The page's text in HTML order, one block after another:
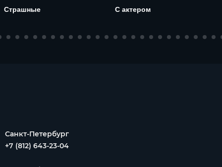
Страшные С актером
Санкт-Петербург
+7 (812) 643-23-04